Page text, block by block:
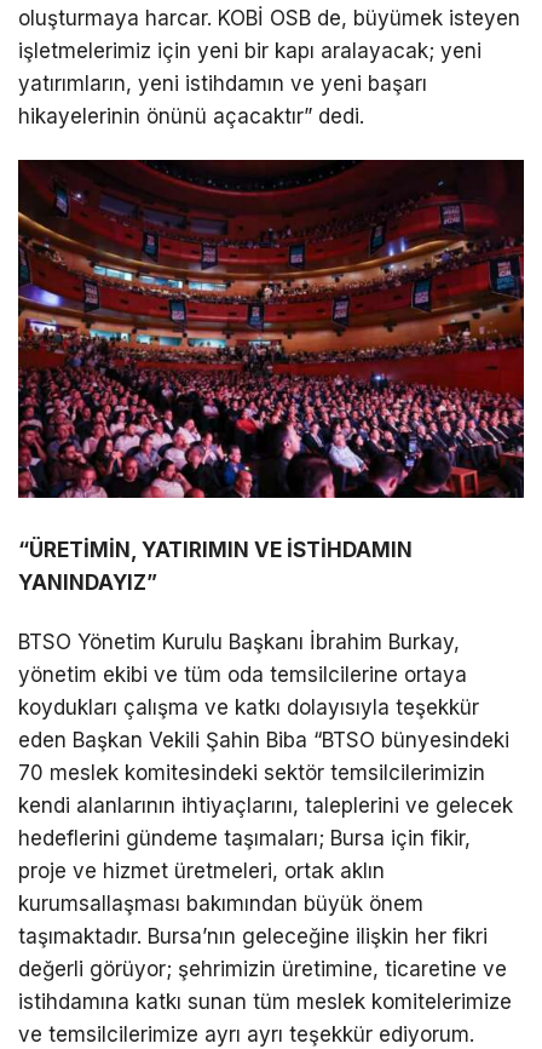
oluşturmaya harcar. KOBİ OSB de, büyümek isteyen
işletmelerimiz için yeni bir kapı aralayacak; yeni
yatırımların, yeni istihdamın ve yeni başarı
hikayelerinin önünü açacaktır” dedi.
“ÜRETİMİN, YATIRIMIN VE İSTİHDAMIN
YANINDAYIZ”
BTSO Yönetim Kurulu Başkanı İbrahim Burkay,
yönetim ekibi ve tüm oda temsilcilerine ortaya
koydukları çalışma ve katkı dolayısıyla teşekkür
eden Başkan Vekili Şahin Biba “BTSO bünyesindeki
70 meslek komitesindeki sektör temsilcilerimizin
kendi alanlarının ihtiyaçlarını, taleplerini ve gelecek
hedeflerini gündeme taşımaları; Bursa için fikir,
proje ve hizmet üretmeleri, ortak aklın
kurumsallaşması bakımından büyük önem
taşımaktadır. Bursa’nın geleceğine ilişkin her fikri
değerli görüyor; şehrimizin üretimine, ticaretine ve
istihdamına katkı sunan tüm meslek komitelerimize
ve temsilcilerimize ayrı ayrı teşekkür ediyorum.